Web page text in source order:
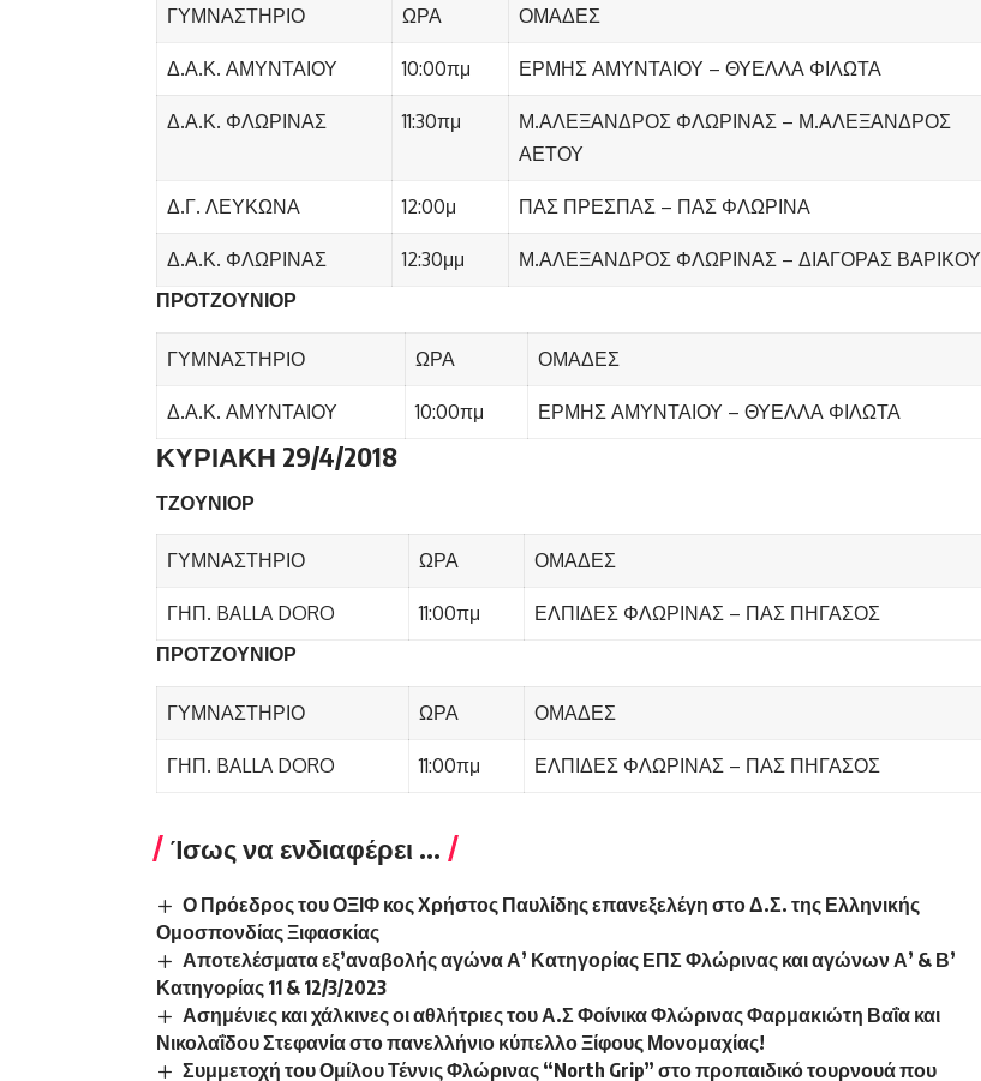
ΓΥΜΝΑΣΤΗΡΙΟ ΩΡΑ ΟΜΑΔΕΣ
Δ.Α.Κ. ΑΜΥΝΤΑΙΟΥ 10:00πμ ΕΡΜΗΣ ΑΜΥΝΤΑΙΟΥ – ΘΥΕΛΛΑ ΦΙΛΩΤΑ
Δ.Α.Κ. ΦΛΩΡΙΝΑΣ 11:30πμ
Μ.ΑΛΕΞΑΝΔΡΟΣ ΦΛΩΡΙΝΑΣ – Μ.ΑΛΕΞΑΝΔΡΟΣ
ΑΕΤΟΥ
Δ.Γ. ΛΕΥΚΩΝΑ 12:00μ ΠΑΣ ΠΡΕΣΠΑΣ – ΠΑΣ ΦΛΩΡΙΝΑ
Δ.Α.Κ. ΦΛΩΡΙΝΑΣ 12:30μμ
Μ.ΑΛΕΞΑΝΔΡΟΣ ΦΛΩΡΙΝΑΣ – ΔΙΑΓΟΡΑΣ ΒΑΡΙΚΟΥ
ΠΡΟΤΖΟΥΝΙΟΡ
ΓΥΜΝΑΣΤΗΡΙΟ ΩΡΑ ΟΜΑΔΕΣ
Δ.Α.Κ. ΑΜΥΝΤΑΙΟΥ 10:00πμ ΕΡΜΗΣ ΑΜΥΝΤΑΙΟΥ – ΘΥΕΛΛΑ ΦΙΛΩΤΑ
ΚΥΡΙΑΚΗ 29/4/2018
ΤΖΟΥΝΙΟΡ
ΓΥΜΝΑΣΤΗΡΙΟ ΩΡΑ ΟΜΑΔΕΣ
ΓΗΠ. BALLA DORO 11:00πμ
ΕΛΠΙΔΕΣ ΦΛΩΡΙΝΑΣ – ΠΑΣ ΠΗΓΑΣΟΣ
ΠΡΟΤΖΟΥΝΙΟΡ
ΓΥΜΝΑΣΤΗΡΙΟ ΩΡΑ ΟΜΑΔΕΣ
ΓΗΠ. BALLA DORO 11:00πμ ΕΛΠΙΔΕΣ ΦΛΩΡΙΝΑΣ – ΠΑΣ ΠΗΓΑΣΟΣ
Ίσως να ενδιαφέρει ...
Ο Πρόεδρος του ΟΞΙΦ κος Χρήστος Παυλίδης επανεξελέγη στο Δ.Σ. της Ελληνικής
Ομοσπονδίας Ξιφασκίας
Αποτελέσματα εξ’αναβολής αγώνα Α’ Κατηγορίας ΕΠΣ Φλώρινας και αγώνων Α’ & Β’
Κατηγορίας 11 & 12/3/2023
Ασημένιες και χάλκινες οι αθλήτριες του Α.Σ Φοίνικα Φλώρινας Φαρμακιώτη Βαΐα και
Νικολαΐδου Στεφανία στο πανελλήνιο κύπελλο Ξίφους Μονομαχίας!
Συμμετοχή του Ομίλου Τέννις Φλώρινας “North Grip” στο προπαιδικό τουρνουά που